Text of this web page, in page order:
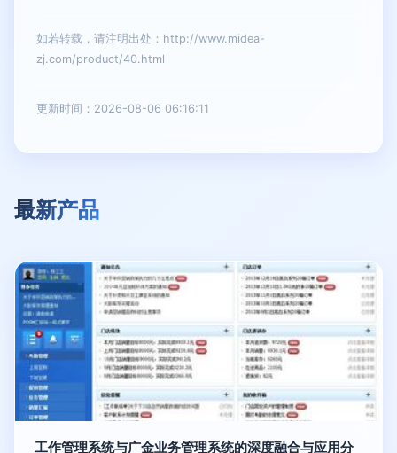
如若转载，请注明出处：http://www.midea-
zj.com/product/40.html
更新时间：2026-08-06 06:16:11
最新产品
工作管理系统与广金业务管理系统的深度融合与应用分